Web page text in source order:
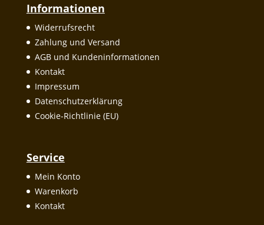
Informationen
Widerrufsrecht
Zahlung und Versand
AGB und Kundeninformationen
Kontakt
Impressum
Datenschutzerklärung
Cookie-Richtlinie (EU)
Service
Mein Konto
Warenkorb
Kontakt